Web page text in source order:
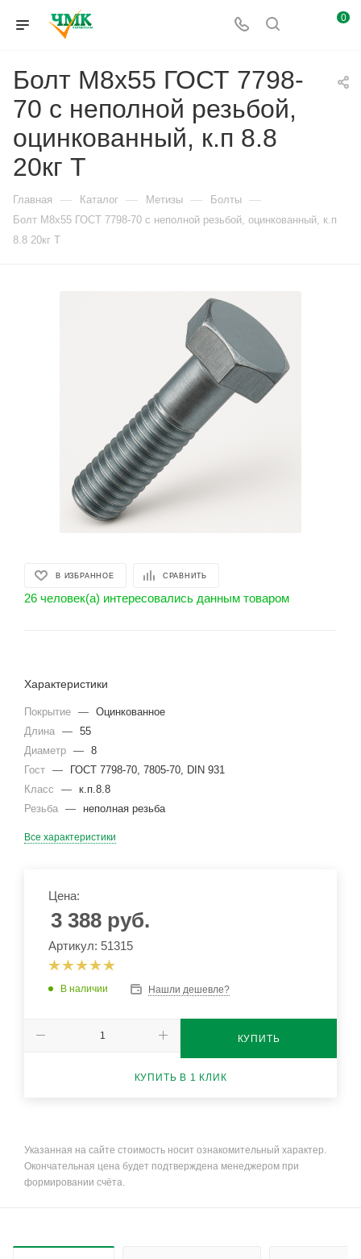
0
Болт М8х55 ГОСТ 7798-
70 с неполной резьбой,
оцинкованный, к.п 8.8
20кг Т
Главная — Каталог — Метизы — Болты —
Болт М8х55 ГОСТ 7798-70 с неполной резьбой, оцинкованный, к.п
8.8 20кг Т
В ИЗБРАННОЕ СРАВНИТЬ
26 человек(а) интересовались данным товаром
Характеристики
Покрытие — Оцинкованное
Длина — 55
Диаметр — 8
Гост —
ГОСТ 7798-70, 7805-70, DIN 931
Класс
— к.п.8.8
Резьба — неполная резьба
Все характеристики
Цена:
3 388 руб.
Артикул: 51315
В наличии Нашли дешевле?
КУПИТЬ
КУПИТЬ В 1 КЛИК
Указанная на сайте стоимость носит ознакомительный характер.
Окончательная цена будет подтверждена менеджером при
формировании счёта.